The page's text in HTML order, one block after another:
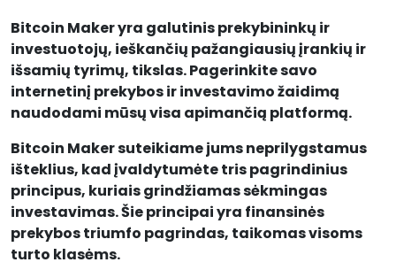
Bitcoin Maker yra galutinis prekybininkų ir
investuotojų, ieškančių pažangiausių įrankių ir
išsamių tyrimų, tikslas. Pagerinkite savo
internetinį prekybos ir investavimo žaidimą
naudodami mūsų visa apimančią platformą.
Bitcoin Maker suteikiame jums neprilygstamus
išteklius, kad įvaldytumėte tris pagrindinius
principus, kuriais grindžiamas sėkmingas
investavimas. Šie principai yra finansinės
prekybos triumfo pagrindas, taikomas visoms
turto klasėms.